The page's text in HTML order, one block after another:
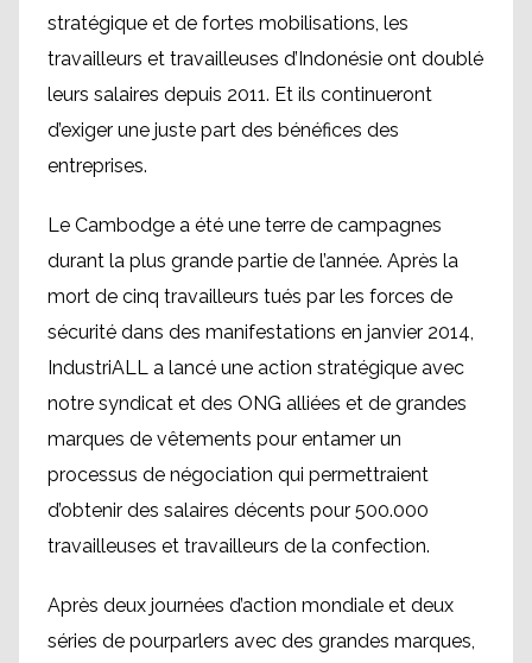
stratégique et de fortes mobilisations, les
travailleurs et travailleuses d’Indonésie ont doublé
leurs salaires depuis 2011. Et ils continueront
d’exiger une juste part des bénéfices des
entreprises.
Le Cambodge a été une terre de campagnes
durant la plus grande partie de l’année. Après la
mort de cinq travailleurs tués par les forces de
sécurité dans des manifestations en janvier 2014,
IndustriALL a lancé une action stratégique avec
notre syndicat et des ONG alliées et de grandes
marques de vêtements pour entamer un
processus de négociation qui permettraient
d’obtenir des salaires décents pour 500.000
travailleuses et travailleurs de la confection.
Après deux journées d’action mondiale et deux
séries de pourparlers avec des grandes marques,